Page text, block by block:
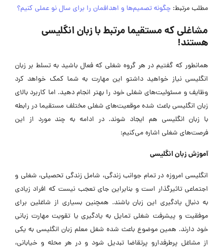
مطلب مرتبط: چگونه تصمیم‌ها و اهدافمان را برای سال نو عملی کنیم؟
مشاغلی که مستقیما مرتبط با زبان انگلیسی
هستند!
همانطور که گفتیم در هر گروه شغلی که فعال باشید به تسلط بر زبان
انگلیسی نیاز خواهید داشتو این مهارت به شما کمک خواهد کرد
وظایف و مسئولیت‌های شغلی خود را بهتر انجام دهید. اما کاربرد بالای
زبان انگلیسی باعث شده موقعیت‌های شغلی مختلف مستقیما در رابطه
با زبان انگلیسی هم ایجاد شوند. در ادامه به چند مورد از این
فرصت‌های شغلی اشاره می‌کنیم:
آموزش زبان انگلیسی
انگلیسی امروزه در تمام جوانب زندگی، شامل زندگی تحصیلی، شغلی و
اجتماعی تاثیرگذار است و بنابراین جای تعجب نیست که افراد زیادی
به دنبال یادگیری این زبان باشند. همچنین بسیاری از شاغلین برای
موفقیت و پیشرفت شغلی تمایل به یادگیری یا تقویت مهارت زبانی
خود دارند. همین موضوع باعث شده شغل معلم زبان انگلیسی به یکی
از مشاغل پرطرفدارو پرتقاضا تبدیل شود و در هر محله و خیابانی،